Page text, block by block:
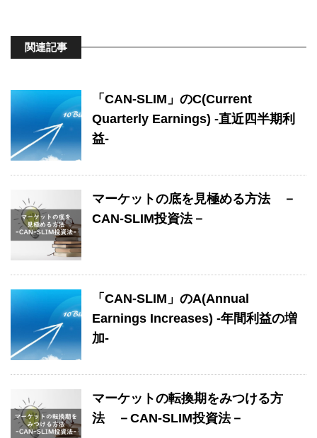
関連記事
「CAN-SLIM」のC(Current
Quarterly Earnings) -直近四半期利
益-
マーケットの底を見極める方法 －
CAN-SLIM投資法－
「CAN-SLIM」のA(Annual
Earnings Increases) -年間利益の増
加-
マーケットの転換期をみつける方
法 －CAN-SLIM投資法－